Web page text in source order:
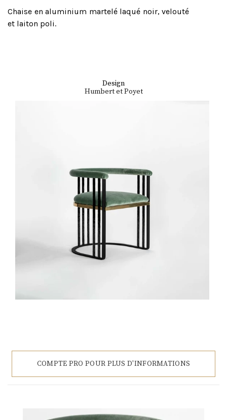
Chaise en aluminium martelé laqué noir, velouté
et laiton poli.
Design
Humbert et Poyet
COMPTE PRO POUR PLUS D'INFORMATIONS